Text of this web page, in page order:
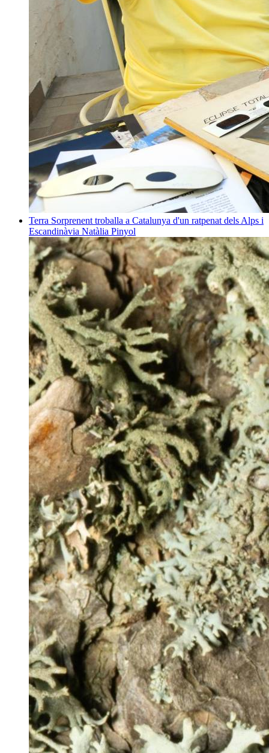
Terra Sorprenent troballa a Catalunya d'un ratpenat dels Alps i
Escandinàvia Natàlia Pinyol